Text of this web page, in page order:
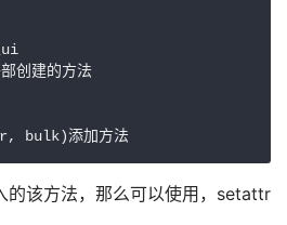
ui
创建的方法
bulk)添加方法
的该方法，那么可以使用，setattr